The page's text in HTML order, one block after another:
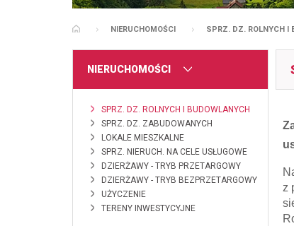
STRONA GŁÓWNA
NIERUCHOMOŚCI SPRZ. DZ. ROLNYCH I
MENU
NIERUCHOMOŚCI
SPRZ. DZ. ROLNYCH I BUDOWLANYCH
SPRZ. DZ. ZABUDOWANYCH
LOKALE MIESZKALNE
SPRZ. NIERUCH. NA CELE USŁUGOWE
DZIERŻAWY - TRYB PRZETARGOWY
DZIERŻAWY - TRYB BEZPRZETARGOWY
UŻYCZENIE
TERENY INWESTYCYJNE
z